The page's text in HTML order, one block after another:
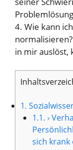
4. Wie kann
in mir auslöst,
1.
1.1. ›
sich